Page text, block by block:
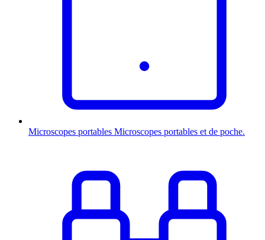
Microscopes portables Microscopes portables et de poche.